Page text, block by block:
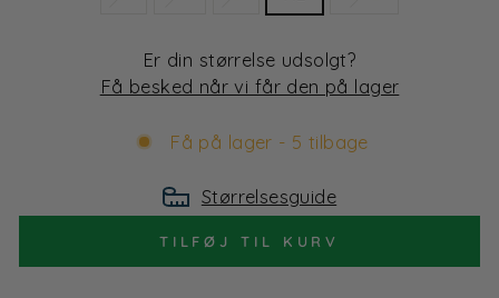
Er din størrelse udsolgt?
Få besked når vi får den på lager
Få på lager - 5 tilbage
Størrelsesguide
TILFØJ TIL KURV